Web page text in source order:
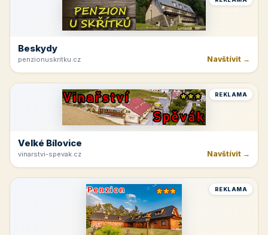
Beskydy
penzionuskritku.cz Navštívit →
REKLAMA
Velké Bílovice
vinarstvi-spevak.cz Navštívit →
REKLAMA